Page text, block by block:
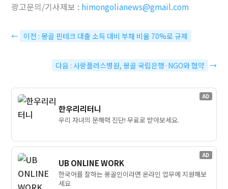
광고문의/기사제보 : himongolianews@gmail.com
← 이전 : 몽골 핀테크 대출 소득 대비 부채 비율 70%로 규제
다음 : 사랑플러스병원, 몽골 국립은행·NGO와 협약 →
AD
한우리리터니
우리 자녀의 문해력 진단! 무료로 받아보세요.
AD
UB ONLINE WORK
한국어를 잘하는 몽골인이라면 온라인 업무에 지원해보
세요